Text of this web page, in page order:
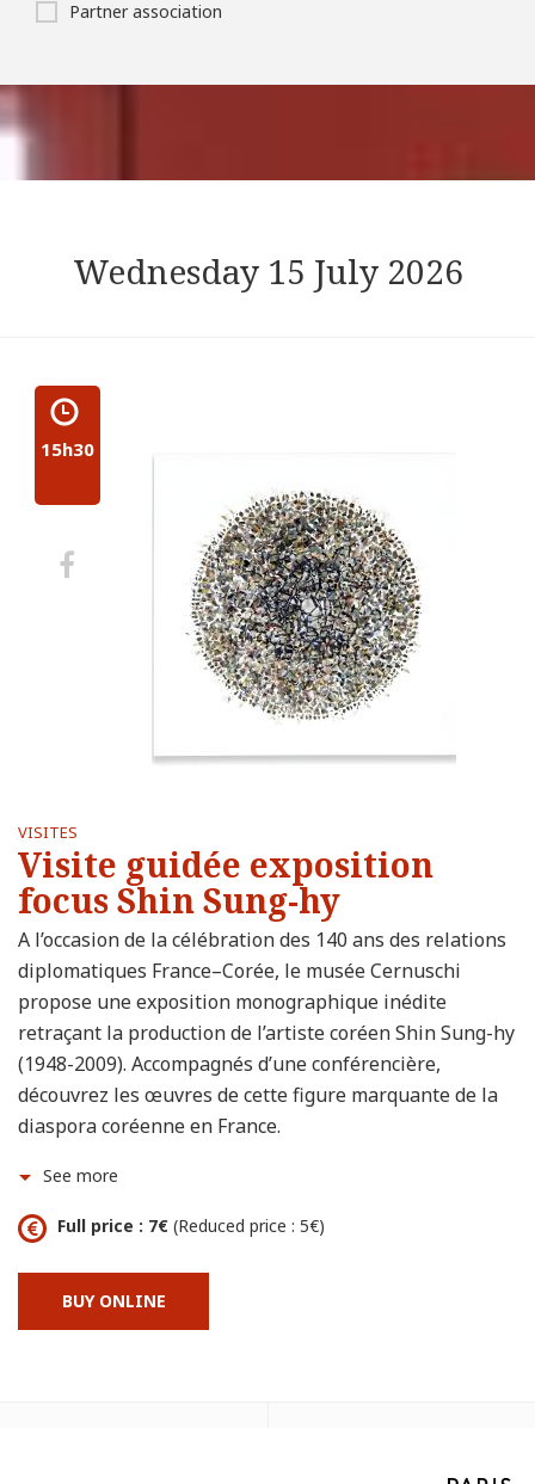
Partner association
Wednesday 15 July 2026
15h30
Facebook
VISITES
Visite guidée exposition
focus Shin Sung-hy
A l’occasion de la célébration des 140 ans des relations
diplomatiques France–Corée, le musée Cernuschi
propose une exposition monographique inédite
retraçant la production de l’artiste coréen Shin Sung-hy
(1948-2009). Accompagnés d’une conférencière,
découvrez les œuvres de cette figure marquante de la
diaspora coréenne en France.
See more
Full price : 7€ (Reduced price : 5€)
BUY ONLINE